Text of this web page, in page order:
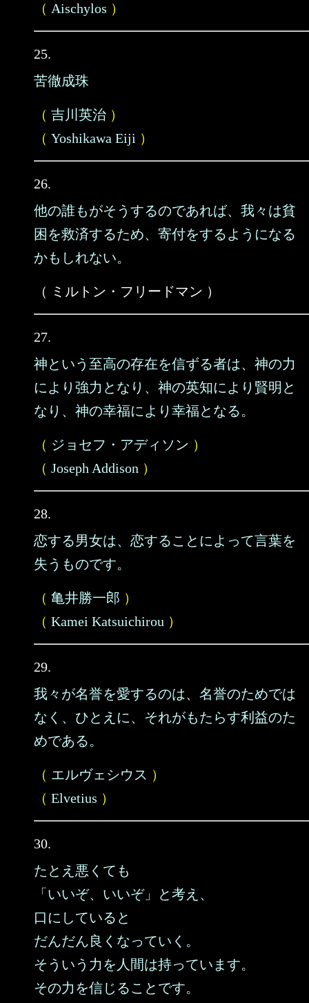
（ Aischylos ）
25.
苦徹成珠
（ 吉川英治 ）
（ Yoshikawa Eiji ）
26.
他の誰もがそうするのであれば、我々は貧
困を救済するため、寄付をするようになる
かもしれない。
（ ミルトン・フリードマン ）
27.
神という至高の存在を信ずる者は、神の力
により強力となり、神の英知により賢明と
なり、神の幸福により幸福となる。
（ ジョセフ・アディソン ）
（ Joseph Addison ）
28.
恋する男女は、恋することによって言葉を
失うものです。
（ 亀井勝一郎 ）
（ Kamei Katsuichirou ）
29.
我々が名誉を愛するのは、名誉のためでは
なく、ひとえに、それがもたらす利益のた
めである。
（ エルヴェシウス ）
（ Elvetius ）
30.
たとえ悪くても
「いいぞ、いいぞ」と考え、
口にしていると
だんだん良くなっていく。
そういう力を人間は持っています。
その力を信じることです。